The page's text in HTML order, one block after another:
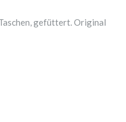
gefüttert. Original